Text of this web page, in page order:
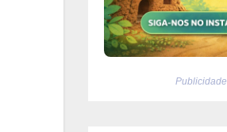
Publicidade